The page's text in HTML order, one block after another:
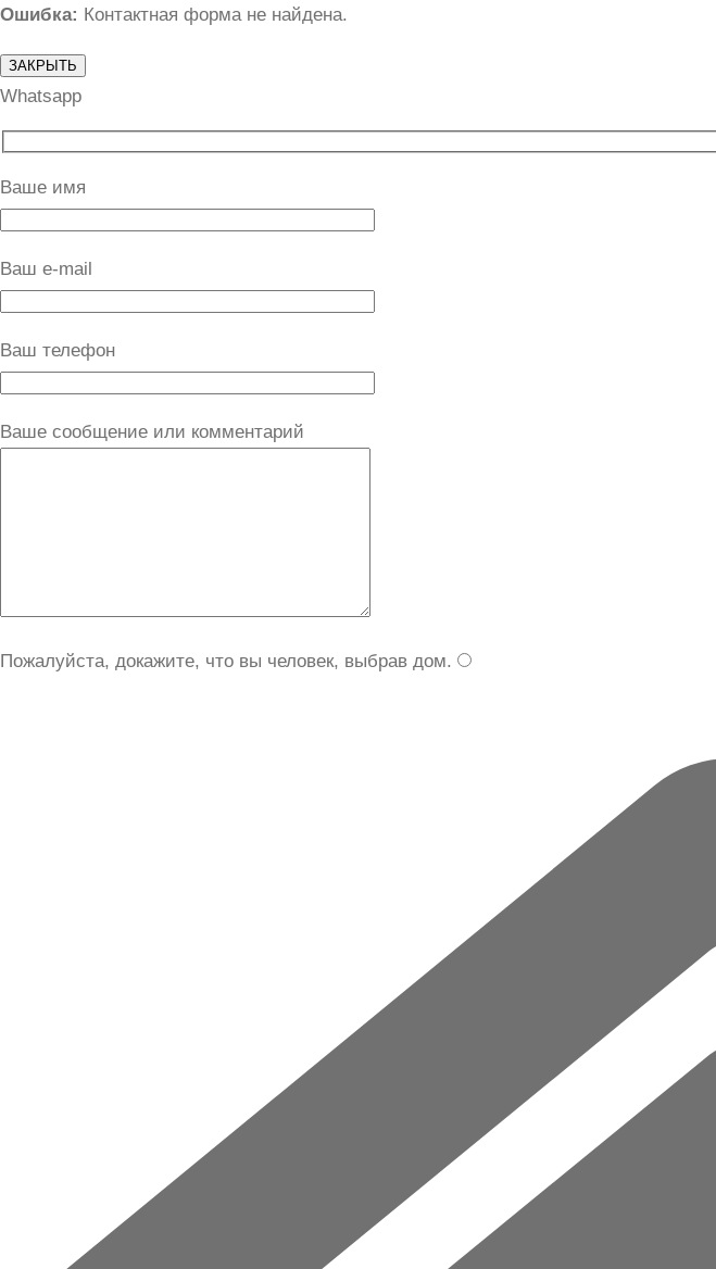
Ошибка: Контактная форма не найдена.
ЗАКРЫТЬ
Whatsapp
Ваше имя
Ваш e-mail
Ваш телефон
Ваше сообщение или комментарий
Пожалуйста, докажите, что вы человек, выбрав дом.